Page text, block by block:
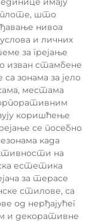
што
нивоа
и личних
за грејање
изван стамбене
зонама за јело
местама
коришћење
се посебно
када
на
естетика
за терасе
стилове, са
од нерђајућег
и декоративне